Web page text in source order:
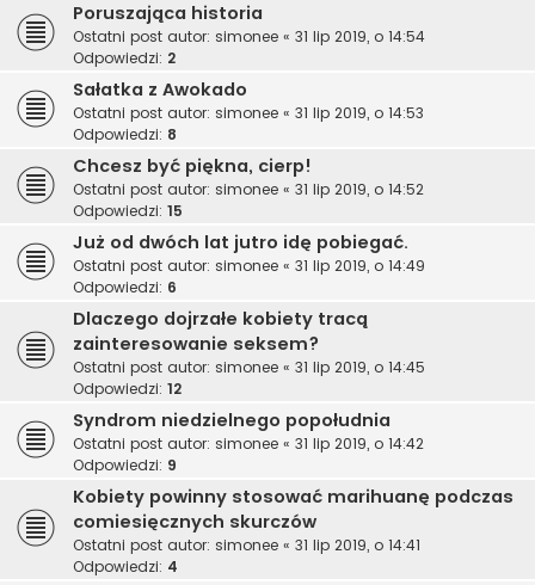
Poruszająca historia
Ostatni post autor: simonee « 31 lip 2019, o 14:54
Odpowiedzi: 2
Sałatka z Awokado
Ostatni post autor: simonee « 31 lip 2019, o 14:53
Odpowiedzi: 8
Chcesz być piękna, cierp!
Ostatni post autor: simonee « 31 lip 2019, o 14:52
Odpowiedzi: 15
Już od dwóch lat jutro idę pobiegać.
Ostatni post autor: simonee « 31 lip 2019, o 14:49
Odpowiedzi: 6
Dlaczego dojrzałe kobiety tracą
zainteresowanie seksem?
Ostatni post autor: simonee « 31 lip 2019, o 14:45
Odpowiedzi: 12
Syndrom niedzielnego popołudnia
Ostatni post autor: simonee « 31 lip 2019, o 14:42
Odpowiedzi: 9
Kobiety powinny stosować marihuanę podczas
comiesięcznych skurczów
Ostatni post autor: simonee « 31 lip 2019, o 14:41
Odpowiedzi: 4